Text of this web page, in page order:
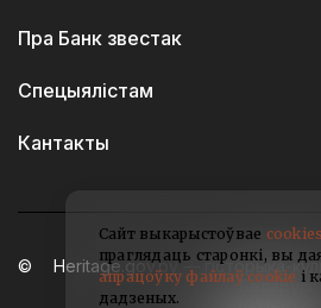
Пра Банк звестак
Спецыялістам
Кантакты
Heritage.gov.by — гісторыка-
Беларусі
Сайт выкарыстоўвае cookies
праглядаць старонкі, вы
апрацоўку файлаў cookie і
дадзеных.